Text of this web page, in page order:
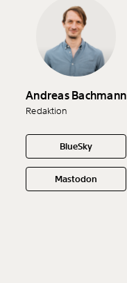
Artikel
Andreas Bachmann
Redaktion
BlueSky
Mastodon